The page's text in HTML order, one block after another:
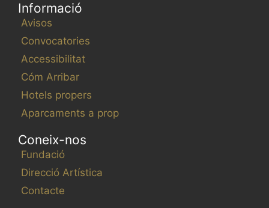
Informació
Avisos
Convocatories
Accessibilitat
Cóm Arribar
Hotels propers
Aparcaments a prop
Coneix-nos
Fundació
Direcció Artística
Contacte